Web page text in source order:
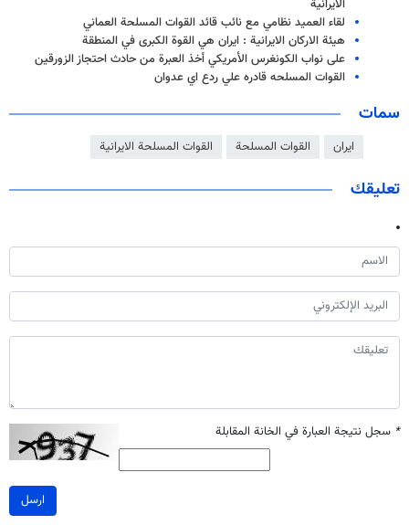
الايرانية
لقاء العميد نظامي مع نائب قائد القوات المسلحة العماني
هيئة الاركان الايرانية : ايران هي القوة الكبرى في المنطقة
على نواب الكونغرس الأمريكي أخذ العبرة من حادث احتجاز الزورقين
القوات المسلحه قادره علي ردع اي عدوان
سمات
ايران القوات المسلحة القوات المسلحة الايرانية
تعليقك
* سجل نتيجة العبارة في الخانة المقابلة
ارسل